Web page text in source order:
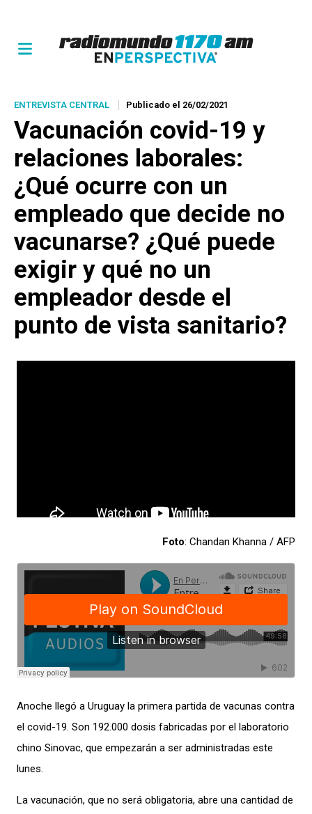
ENTREVISTA CENTRAL Publicado el 26/02/2021
Vacunación covid-19 y
relaciones laborales:
¿Qué ocurre con un
empleado que decide no
vacunarse? ¿Qué puede
exigir y qué no un
empleador desde el
punto de vista sanitario?
Foto: Chandan Khanna / AFP
Anoche llegó a Uruguay la primera partida de vacunas contra
el covid-19. Son 192.000 dosis fabricadas por el laboratorio
chino Sinovac, que empezarán a ser administradas este
lunes.
La vacunación, que no será obligatoria, abre una cantidad de